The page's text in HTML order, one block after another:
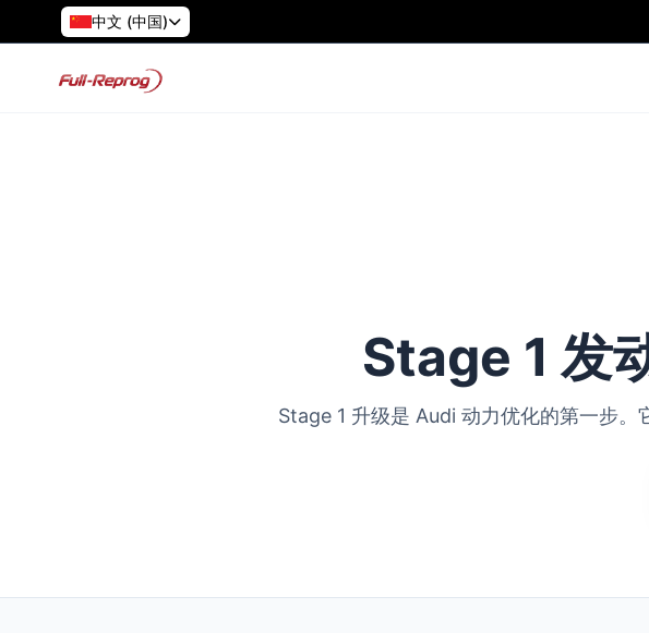
中文 (中国)
Stage 1 发
Stage 1 升级是 Audi 动力优化的第一步。